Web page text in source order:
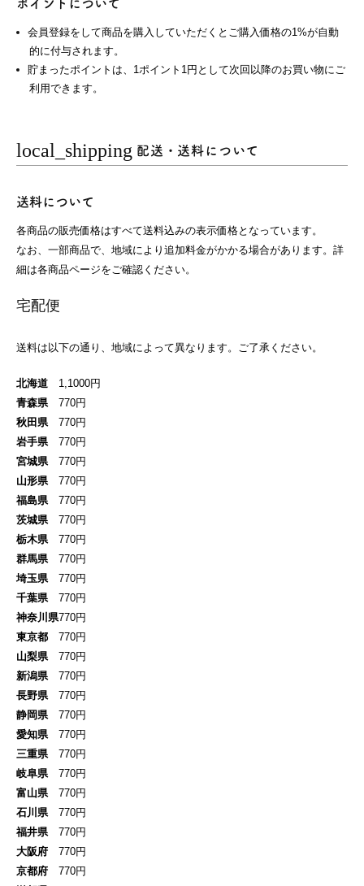
ポイントについて
会員登録をして商品を購入していただくとご購入価格の1%が自動
的に付与されます。
貯まったポイントは、1ポイント1円として次回以降のお買い物にご
利用できます。
local_shipping 配送・送料について
送料について
各商品の販売価格はすべて送料込みの表示価格となっています。
なお、一部商品で、地域により追加料金がかかる場合があります。詳
細は各商品ページをご確認ください。
宅配便
送料は以下の通り、地域によって異なります。ご了承ください。
北海道
1,1000円
青森県
770円
秋田県
770円
岩手県
770円
宮城県
770円
山形県
770円
福島県
770円
茨城県
770円
栃木県
770円
群馬県
770円
埼玉県
770円
千葉県
770円
神奈川県770円
東京都
770円
山梨県
770円
新潟県
770円
長野県
770円
静岡県
770円
愛知県
770円
三重県
770円
岐阜県
770円
富山県
770円
石川県
770円
福井県
770円
大阪府
770円
京都府
770円